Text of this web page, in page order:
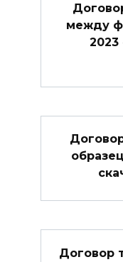
между
2023
Договор